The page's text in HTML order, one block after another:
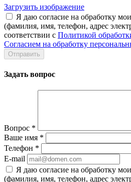
Загрузить изображение
Я даю согласие на обработку
(фамилия, имя, телефон, адрес
соответствии с Политикой
Согласием на обработку
Задать вопрос
Вопрос *
Ваше имя *
Телефон *
E-mail
Я даю согласие на обработку
(фамилия, имя, телефон, адрес